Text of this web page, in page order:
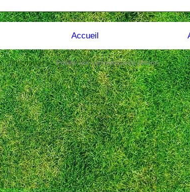
Accueil
Inscription à :Publier les commentaires (Atom)